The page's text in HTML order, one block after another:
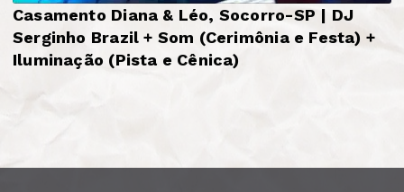
Casamento Diana & Léo, Socorro-SP | DJ
Serginho Brazil + Som (Cerimônia e Festa) +
Iluminação (Pista e Cênica)